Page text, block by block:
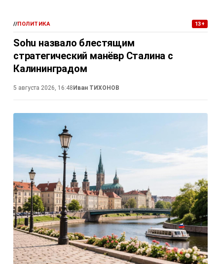
//ПОЛИТИКА 13+
Sohu назвало блестящим
стратегический манёвр Сталина с
Калининградом
5 августа 2026, 16:48Иван ТИХОНОВ